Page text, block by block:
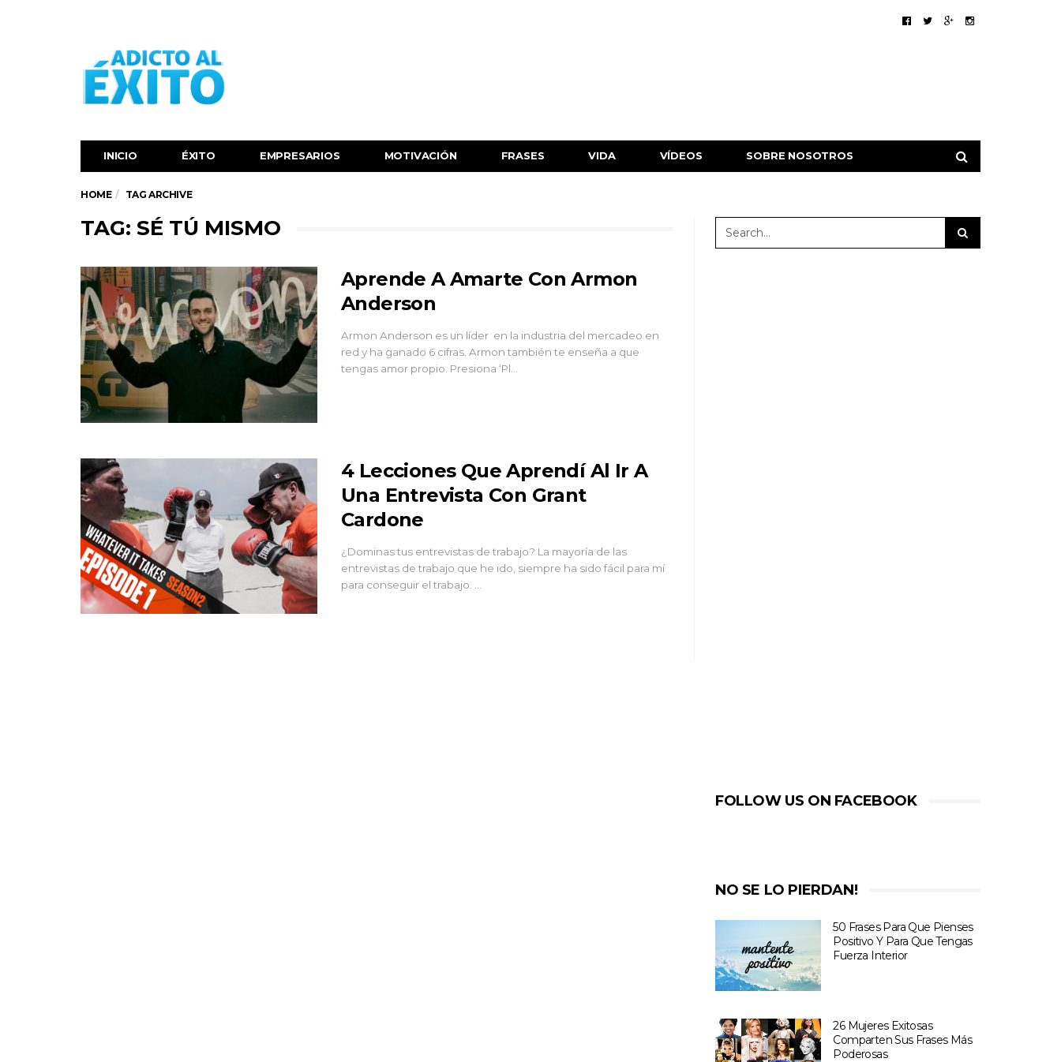
INICIO ÉXITO‬ EMPRESARIOS MOTIVACIÓN FRASES VIDA VÍDEOS SOBRE NOSOTROS
HOME TAG ARCHIVE
TAG: SÉ TÚ MISMO
Aprende A Amarte Con Armon
Anderson
Armon Anderson es un líder en la industria del mercadeo en
red y ha ganado 6 cifras. Armon también te enseña a que
tengas amor propio. Presiona ‘Pl…
4 Lecciones Que Aprendí Al Ir A
Una Entrevista Con Grant
Cardone
¿Dominas tus entrevistas de trabajo? La mayoría de las
entrevistas de trabajo que he ido, siempre ha sido fácil para mí
para conseguir el trabajo. …
FOLLOW US ON FACEBOOK
NO SE LO PIERDAN!
50 Frases Para Que Pienses
Positivo Y Para Que Tengas
Fuerza Interior
26 Mujeres Exitosas
Comparten Sus Frases Más
Poderosas